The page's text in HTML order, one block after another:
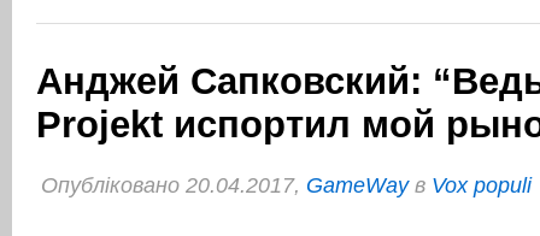
Анджей Сапковский:
Projekt испортил мой
Опубліковано 20.04.2017, GameWayв Vox populi